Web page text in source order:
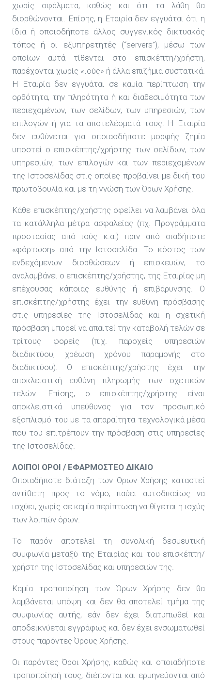
χωρίς σφάλματα, καθώς και ότι τα λάθη θα
διορθώνονται. Επίσης, η Εταιρία δεν εγγυάται ότι η
ίδια ή οποιοδήποτε άλλος συγγενικός δικτυακός
τόπος ή οι εξυπηρετητές (“servers”), μέσω των
οποίων αυτά τίθενται στο επισκέπτη/χρήστη,
παρέχονται χωρίς «ιούς» ή άλλα επιζήμια συστατικά.
Η Εταιρία δεν εγγυάται σε καμία περίπτωση την
ορθότητα, την πληρότητα ή και διαθεσιμότητα των
περιεχομένων, των σελίδων, των υπηρεσιών, των
επιλογών ή για τα αποτελέσματά τους. Η Εταιρία
δεν ευθύνεται για οποιασδήποτε μορφής ζημία
υποστεί ο επισκέπτης/χρήστης των σελίδων, των
υπηρεσιών, των επιλογών και των περιεχομένων
της Ιστοσελίδας στις οποίες προβαίνει με δική του
πρωτοβουλία και με τη γνώση των Όρων Χρήσης.
Κάθε επισκέπτης/χρήστης οφείλει να λαμβάνει όλα
τα κατάλληλα μέτρα ασφαλείας (πχ. Προγράμματα
προστασίας από ιούς κ.α.) πριν από οιαδήποτε
«φόρτωση» από την Ιστοσελίδα. Το κόστος των
ενδεχόμενων διορθώσεων ή επισκευών, το
αναλαμβάνει ο επισκέπτης/χρήστης, της Εταιρίας μη
επέχουσας κάποιας ευθύνης ή επιβάρυνσης. Ο
επισκέπτης/χρήστης έχει την ευθύνη πρόσβασης
στις υπηρεσίες της Ιστοσελίδας και η σχετική
πρόσβαση μπορεί να απαιτεί την καταβολή τελών σε
τρίτους φορείς (π.χ. παροχείς υπηρεσιών
διαδικτύου, χρέωση χρόνου παραμονής στο
διαδικτύου). Ο επισκέπτης/χρήστης έχει την
αποκλειστική ευθύνη πληρωμής των σχετικών
τελών. Επίσης, ο επισκέπτης/χρήστης είναι
αποκλειστικά υπεύθυνος για τον προσωπικό
εξοπλισμό του με τα απαραίτητα τεχνολογικά μέσα
που του επιτρέπουν την πρόσβαση στις υπηρεσίες
της Ιστοσελίδας.
ΛΟΙΠΟΙ ΟΡΟΙ / ΕΦΑΡΜΟΣΤΕΟ ΔΙΚΑΙΟ
Οποιαδήποτε διάταξη των Όρων Χρήσης καταστεί
αντίθετη προς το νόμο, παύει αυτοδικαίως να
ισχύει, χωρίς σε καμία περίπτωση να θίγεται η ισχύς
των λοιπών όρων.
Το παρόν αποτελεί τη συνολική δεσμευτική
συμφωνία μεταξύ της Εταιρίας και του επισκέπτη/
χρήστη της Ιστοσελίδας και υπηρεσιών της.
Καμία τροποποίηση των Όρων Χρήσης δεν θα
λαμβάνεται υπόψη και δεν θα αποτελεί τμήμα της
συμφωνίας αυτής, εάν δεν έχει διατυπωθεί και
αποδεικνύεται εγγράφως και δεν έχει ενσωματωθεί
στους παρόντες Όρους Χρήσης.
Οι παρόντες Όροι Χρήσης, καθώς και οποιαδήποτε
τροποποίησή τους, διέπονται και ερμηνεύονται από